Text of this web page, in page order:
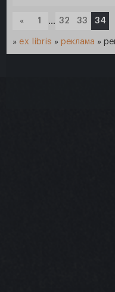
« 1 … 32 33 34
» ex libris » реклама »